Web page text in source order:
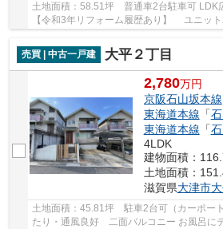
土地面積：58.51坪 普通車2台駐車可 LDK
【令和3年リフォーム履歴あり】 ユニッ
売買 | 中古一戸建
大平２丁目
2,780万円
京阪石山坂本線
東海道本線 「
東海道本線 「
4LDK
建物面積：
土地面積：
滋賀県大津市
土地面積：45.81坪 駐車2台可（カーポー
たり・通風良好 二面バルコニー お風呂に